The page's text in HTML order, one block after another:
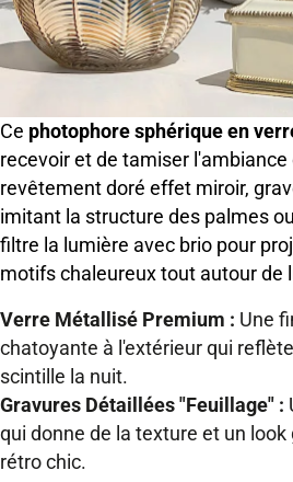
Ce photophore sphérique en
recevoir et de tamiser l'ambiance
revêtement doré effet miroir,
imitant la structure des palmes
filtre la lumière avec brio pour
motifs chaleureux tout autour de
Verre Métallisé Premium : Une
chatoyante à l'extérieur qui
scintille la nuit.
Gravures Détaillées "Feuillage" :
qui donne de la texture et un
rétro chic.